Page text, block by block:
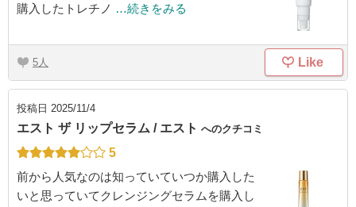
購入したトレチノ …続きをみる
5 Like
投稿日 2025/11/4
エスト ザ リップセラム / エスト へのクチコミ
5
前から人気なのは知っていていつか購入した
いと思っていてクレンジングセラムを購入し